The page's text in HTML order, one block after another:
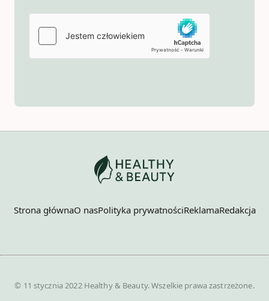
Strona głównaO nasPolityka prywatnościReklamaRedakcja
© 11 stycznia 2022 Healthy & Beauty. Wszelkie prawa zastrzeżone.